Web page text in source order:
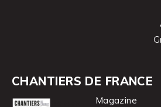
CHANTIERS DE FRANCE
Magazine